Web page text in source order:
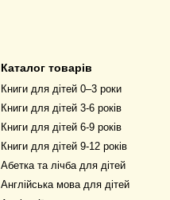
Каталог товарів
Книги для дітей 0–3 роки
Книги для дітей 3-6 років
Книги для дітей 6-9 років
Книги для дітей 9-12 років
Абетка та лічба для дітей
Англійська мова для дітей